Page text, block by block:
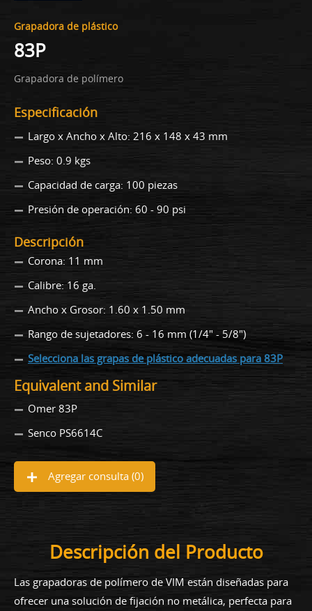
Grapadora de plástico
83P
Grapadora de polímero
Especificación
Largo x Ancho x Alto: 216 x 148 x 43 mm
Peso: 0.9 kgs
Capacidad de carga: 100 piezas
Presión de operación: 60 - 90 psi
Descripción
Corona: 11 mm
Calibre: 16 ga.
Ancho x Grosor: 1.60 x 1.50 mm
Rango de sujetadores: 6 - 16 mm (1/4" - 5/8")
Selecciona las grapas de plástico adecuadas para 83P
Equivalent and Similar
Omer 83P
Senco PS6614C
Agregar consulta (0)
Descripción del Producto
Las grapadoras de polímero de VIM están diseñadas para
ofrecer una solución de fijación no metálica, perfecta para